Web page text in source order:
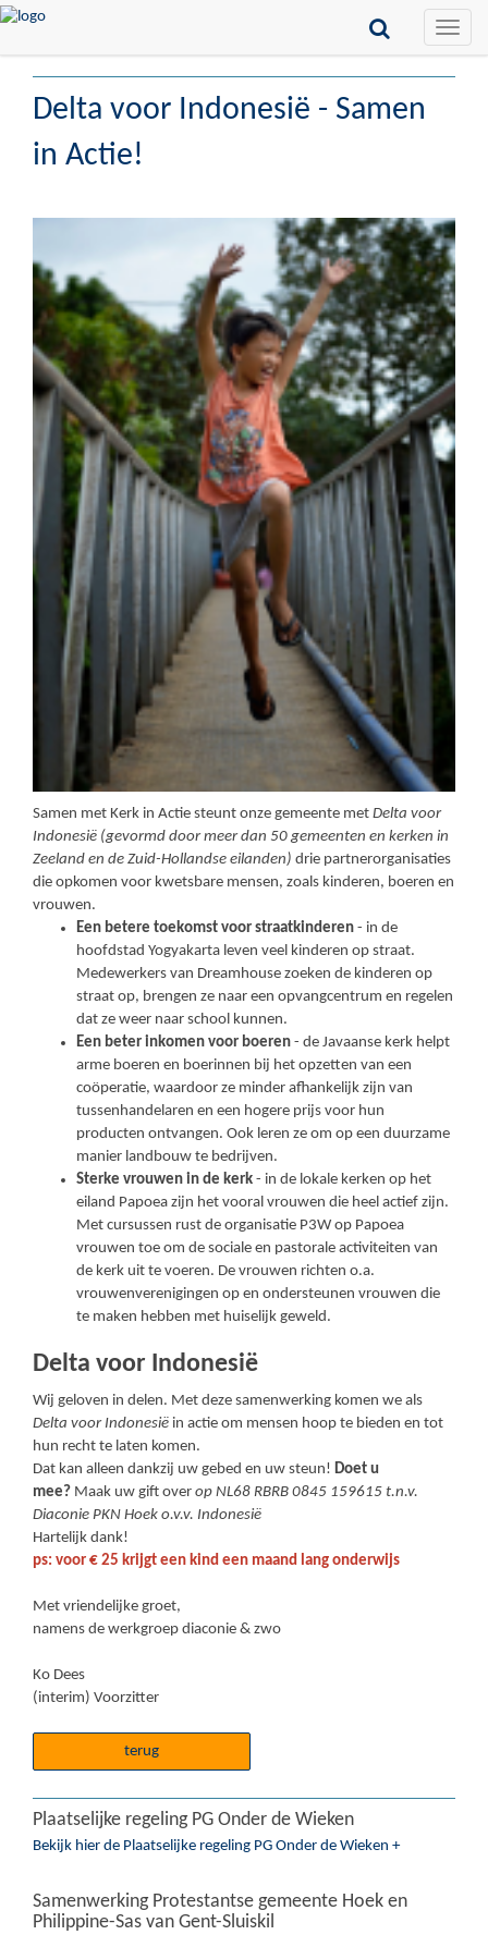
Toggle
Delta voor Indonesië - Samen
in Actie!
Samen met Kerk in Actie steunt onze gemeente met Delta voor
Indonesië (gevormd door meer dan 50 gemeenten en kerken in
Zeeland en de Zuid-Hollandse eilanden) drie partnerorganisaties
die opkomen voor kwetsbare mensen, zoals kinderen, boeren en
vrouwen.
Een betere toekomst voor straatkinderen - in de
hoofdstad Yogyakarta leven veel kinderen op straat.
Medewerkers van Dreamhouse zoeken de kinderen op
straat op, brengen ze naar een opvangcentrum en regelen
dat ze weer naar school kunnen.
Een beter inkomen voor boeren - de Javaanse kerk helpt
arme boeren en boerinnen bij het opzetten van een
coöperatie, waardoor ze minder afhankelijk zijn van
tussenhandelaren en een hogere prijs voor hun
producten ontvangen. Ook leren ze om op een duurzame
manier landbouw te bedrijven.
Sterke vrouwen in de kerk - in de lokale kerken op het
eiland Papoea zijn het vooral vrouwen die heel actief zijn.
Met cursussen rust de organisatie P3W op Papoea
vrouwen toe om de sociale en pastorale activiteiten van
de kerk uit te voeren. De vrouwen richten o.a.
vrouwenverenigingen op en ondersteunen vrouwen die
te maken hebben met huiselijk geweld.
Delta voor Indonesië
Wij geloven in delen. Met deze samenwerking komen we als
Delta voor Indonesië in actie om mensen hoop te bieden en tot
hun recht te laten komen.
Dat kan alleen dankzij uw gebed en uw steun! Doet u
mee? Maak uw gift over op NL68 RBRB 0845 159615 t.n.v.
Diaconie PKN Hoek o.v.v. Indonesië
Hartelijk dank!
ps: voor € 25 krijgt een kind een maand lang onderwijs
Met vriendelijke groet,
namens de werkgroep diaconie & zwo
Ko Dees
(interim) Voorzitter
terug
Plaatselijke regeling PG Onder de Wieken
Bekijk hier de Plaatselijke regeling PG Onder de Wieken +
Samenwerking Protestantse gemeente Hoek en
Philippine-Sas van Gent-Sluiskil